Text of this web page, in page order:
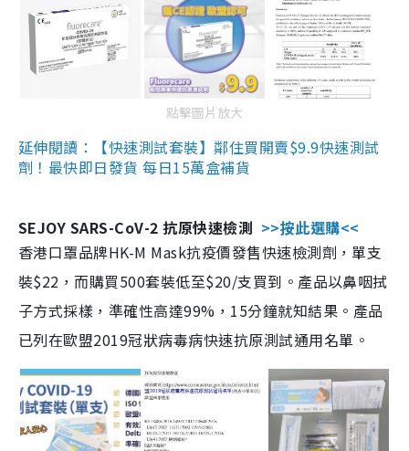
點擊圖片放大
延伸閱讀：【快速測試套裝】鄰住買開賣$9.9快速測試
劑！最快即日發貨 每日15萬盒補貨
SEJOY SARS-CoV-2 抗原快速檢測 >>按此選購<<
香港口罩品牌HK-M Mask抗疫價發售快速檢測劑，單支
裝$22，而購買500套裝低至$20/支買到。產品以鼻咽拭
子方式採樣，準確性高達99%，15分鐘就知結果。產品
已列在歐盟2019冠狀病毒病快速抗原測試通用名單。